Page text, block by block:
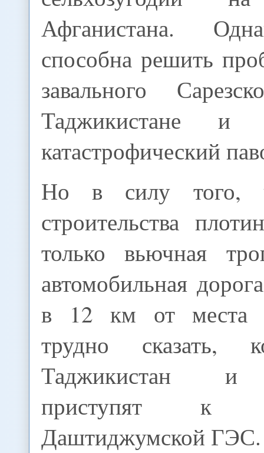
Афганистана.
способна решить
завального
Таджикистане и
катастрофический
Но в силу того,
строительства
только вьючная
автомобильная
в 12 км от места
трудно сказать,
Таджикистан и
приступят к
Даштиджумской ГЭС.